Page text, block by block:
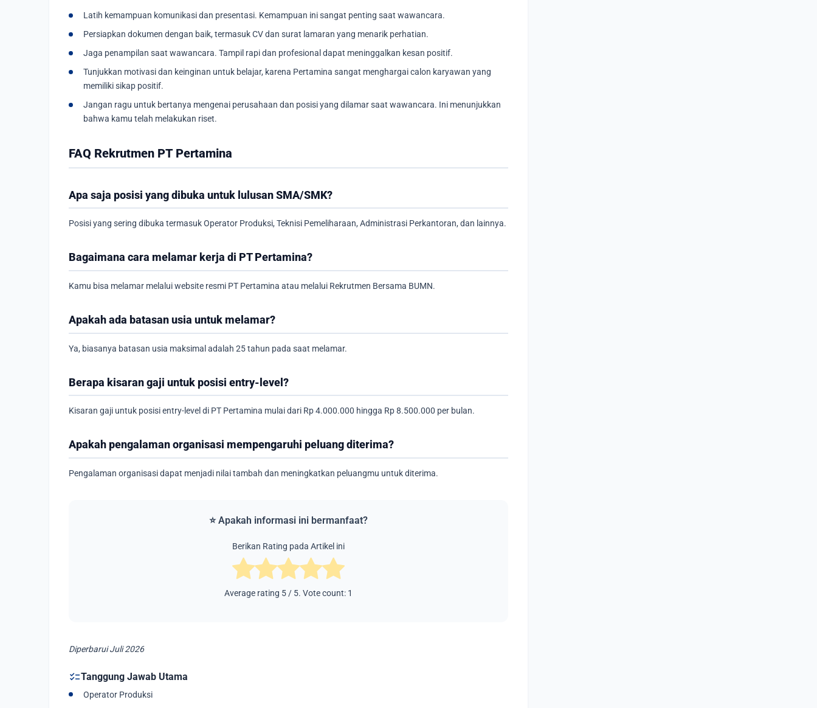
Latih kemampuan komunikasi dan presentasi. Kemampuan ini sangat penting saat wawancara.
Persiapkan dokumen dengan baik, termasuk CV dan surat lamaran yang menarik perhatian.
Jaga penampilan saat wawancara. Tampil rapi dan profesional dapat meninggalkan kesan positif.
Tunjukkan motivasi dan keinginan untuk belajar, karena Pertamina sangat menghargai calon karyawan yang
memiliki sikap positif.
Jangan ragu untuk bertanya mengenai perusahaan dan posisi yang dilamar saat wawancara. Ini menunjukkan
bahwa kamu telah melakukan riset.
FAQ Rekrutmen PT Pertamina
Apa saja posisi yang dibuka untuk lulusan SMA/SMK?
Posisi yang sering dibuka termasuk Operator Produksi, Teknisi Pemeliharaan, Administrasi Perkantoran, dan lainnya.
Bagaimana cara melamar kerja di PT Pertamina?
Kamu bisa melamar melalui website resmi PT Pertamina atau melalui Rekrutmen Bersama BUMN.
Apakah ada batasan usia untuk melamar?
Ya, biasanya batasan usia maksimal adalah 25 tahun pada saat melamar.
Berapa kisaran gaji untuk posisi entry-level?
Kisaran gaji untuk posisi entry-level di PT Pertamina mulai dari Rp 4.000.000 hingga Rp 8.500.000 per bulan.
Apakah pengalaman organisasi mempengaruhi peluang diterima?
Pengalaman organisasi dapat menjadi nilai tambah dan meningkatkan peluangmu untuk diterima.
⭐ Apakah informasi ini bermanfaat?
Berikan Rating pada Artikel ini
Average rating 5 / 5. Vote count: 1
Diperbarui Juli 2026
checklistTanggung Jawab Utama
Operator Produksi